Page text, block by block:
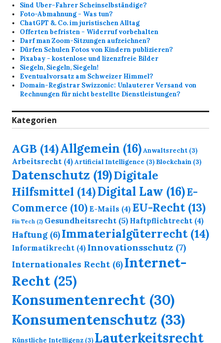
Sind Uber-Fahrer Scheinselbständige?
Foto-Abmahnung - Was tun?
ChatGPT &. Co. im juristischen Alltag
Offerten befristen - Widerruf vorbehalten
Darf man Zoom-Sitzungen aufzeichnen?
Dürfen Schulen Fotos von Kindern publizieren?
Pixabay - kostenlose und lizenzfreie Bilder
Siegeln, Siegeln, Siegeln!
Eventualvorsatz am Schweizer Himmel?
Domain-Registrar Swizzonic: Unlauterer Versand von
Rechnungen für nicht bestellte Dienstleistungen?
Kategorien
AGB (14)Allgemein (16)Anwaltsrecht (3)
Arbeitsrecht (4)Artificial Intelligence (3) Blockchain (3)
Datenschutz (19)Digitale
Hilfsmittel (14)Digital Law (16)E-
Commerce (10) E-Mails (4) EU-Recht(13)
Fin Tech (2) Gesundheitsrecht (5) Haftpflichtrecht (4)
Haftung(6)Immaterialgüterrecht(14)
Informatikrecht (4) Innovationsschutz (7)
Internationales Recht (6)Internet-
Recht (25)
Konsumentenrecht (30)
Konsumentenschutz (33)
Künstliche Intelligenz (3) Lauterkeitsrecht